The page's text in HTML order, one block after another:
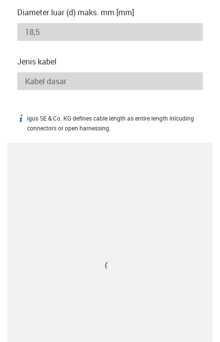
Diameter luar (d) maks. mm [mm]
Jenis kabel
igus-icon-info
igus SE & Co. KG defines cable length as entire length inlcuding
connectors or open harnessing.